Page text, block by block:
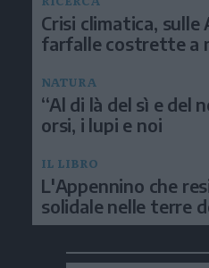
Crisi climatica, sulle
farfalle costrette a
NATURA
“Al di là del sì e del
orsi, i lupi e noi
IL LIBRO
L'Appennino che
solidale nelle terre